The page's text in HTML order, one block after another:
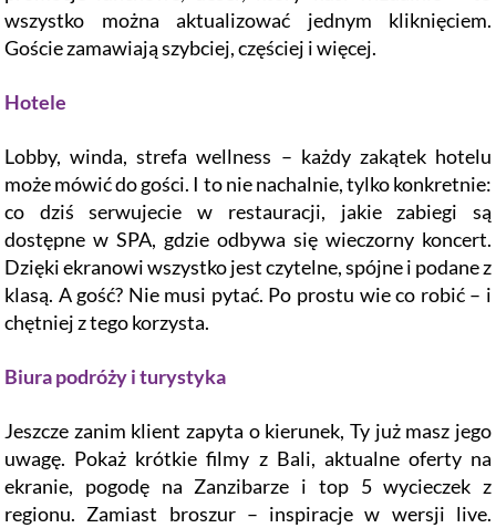
wszystko można aktualizować jednym kliknięciem.
Goście zamawiają szybciej, częściej i więcej.
Hotele
Lobby, winda, strefa wellness – każdy zakątek hotelu
może mówić do gości. I to nie nachalnie, tylko konkretnie:
co dziś serwujecie w restauracji, jakie zabiegi są
dostępne w SPA, gdzie odbywa się wieczorny koncert.
Dzięki ekranowi wszystko jest czytelne, spójne i podane z
klasą. A gość? Nie musi pytać. Po prostu wie co robić – i
chętniej z tego korzysta.
Biura podróży i turystyka
Jeszcze zanim klient zapyta o kierunek, Ty już masz jego
uwagę. Pokaż krótkie filmy z Bali, aktualne oferty na
ekranie, pogodę na Zanzibarze i top 5 wycieczek z
regionu. Zamiast broszur – inspiracje w wersji live.